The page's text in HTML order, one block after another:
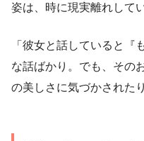
姿は、時に現実離れして
「彼女と話していると
な話ばかり。でも、その
の美しさに気づかされた